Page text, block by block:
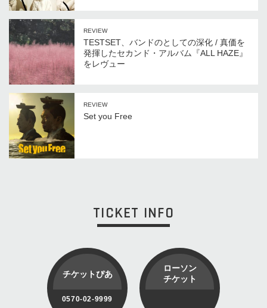
REVIEW
TESTSET、バンドのとしての深化 / 真価を
発揮したセカンド・アルバム『ALL HAZE』
をレヴュー
REVIEW
Set you Free
TICKET INFO
チケットぴあ
0570-02-9999
ローソン
チケット